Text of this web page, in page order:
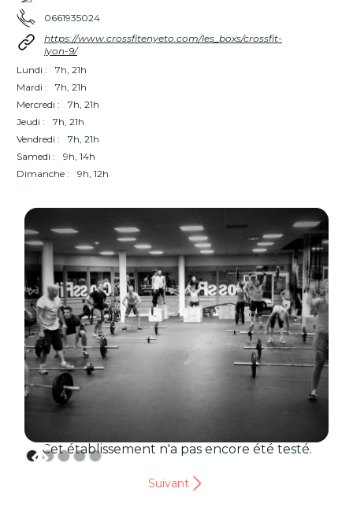
0661935024
https://www.crossfitenyeto.com/les_boxs/crossfit-
lyon-9/
Lundi :
7h, 21h
Mardi :
7h, 21h
Mercredi :
7h, 21h
Jeudi :
7h, 21h
Vendredi :
7h, 21h
Samedi :
9h, 14h
Dimanche :
9h, 12h
Cet établissement n'a pas encore été testé.
Suivant